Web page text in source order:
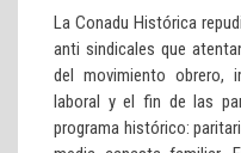
La Conadu Histórica
anti sindicales que
del movimiento obrero,
laboral y el fin de las
programa histórico: